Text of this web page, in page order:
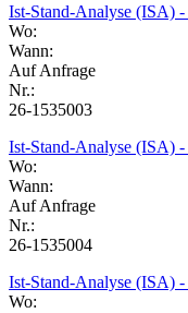
Ist-Stand-Analyse (ISA)
Wo:
Wann:
Auf Anfrage
Nr.:
26-1535003
Ist-Stand-Analyse (ISA)
Wo:
Wann:
Auf Anfrage
Nr.:
26-1535004
Ist-Stand-Analyse (ISA)
Wo: